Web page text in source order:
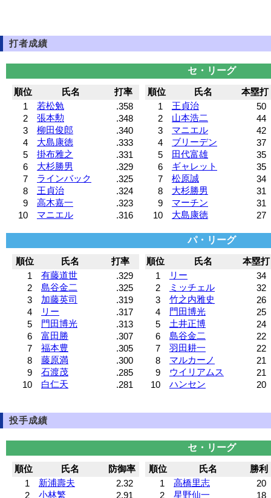
打者成績
セ・リーグ
順位 氏名
打率
1
若松勉
.358
2
張本勲
.348
3
柳田俊郎
.340
4
大島康徳
.333
5
掛布雅之
.331
6
大杉勝男
.329
7
ラインバック
.325
8
王貞治
.324
9
高木嘉一
.323
10
マニエル .316
順位 氏名
本塁打
1
王貞治
50
2
山本浩二
44
3
マニエル
42
4
ブリーデン
37
5
田代富雄
35
6
ギャレット
35
7
松原誠
34
8
大杉勝男
31
9
マーチン
31
10
大島康徳 27
パ・リーグ
順位 氏名
打率
1
有藤道世
.329
2
島谷金二
.325
3
加藤英司
.319
4
リー
.317
5
門田博光
.313
6
富田勝
.307
7
福本豊
.305
8
藤原満
.300
9
石渡茂
.285
10
白仁天 .281
順位 氏名
本塁打
1
リー
34
2
ミッチェル
32
3
竹之内雅史
26
4
門田博光
25
5
土井正博
24
6
島谷金二
22
7
羽田耕一
22
8
マルカーノ
21
9
ウイリアムス
21
10
ハンセン 20
投手成績
セ・リーグ
順位 氏名
防御率
1
新浦壽夫
2.32
2
小林繁
2.91
順位 氏名
勝利
1
高橋里志
20
2
星野仙一
18